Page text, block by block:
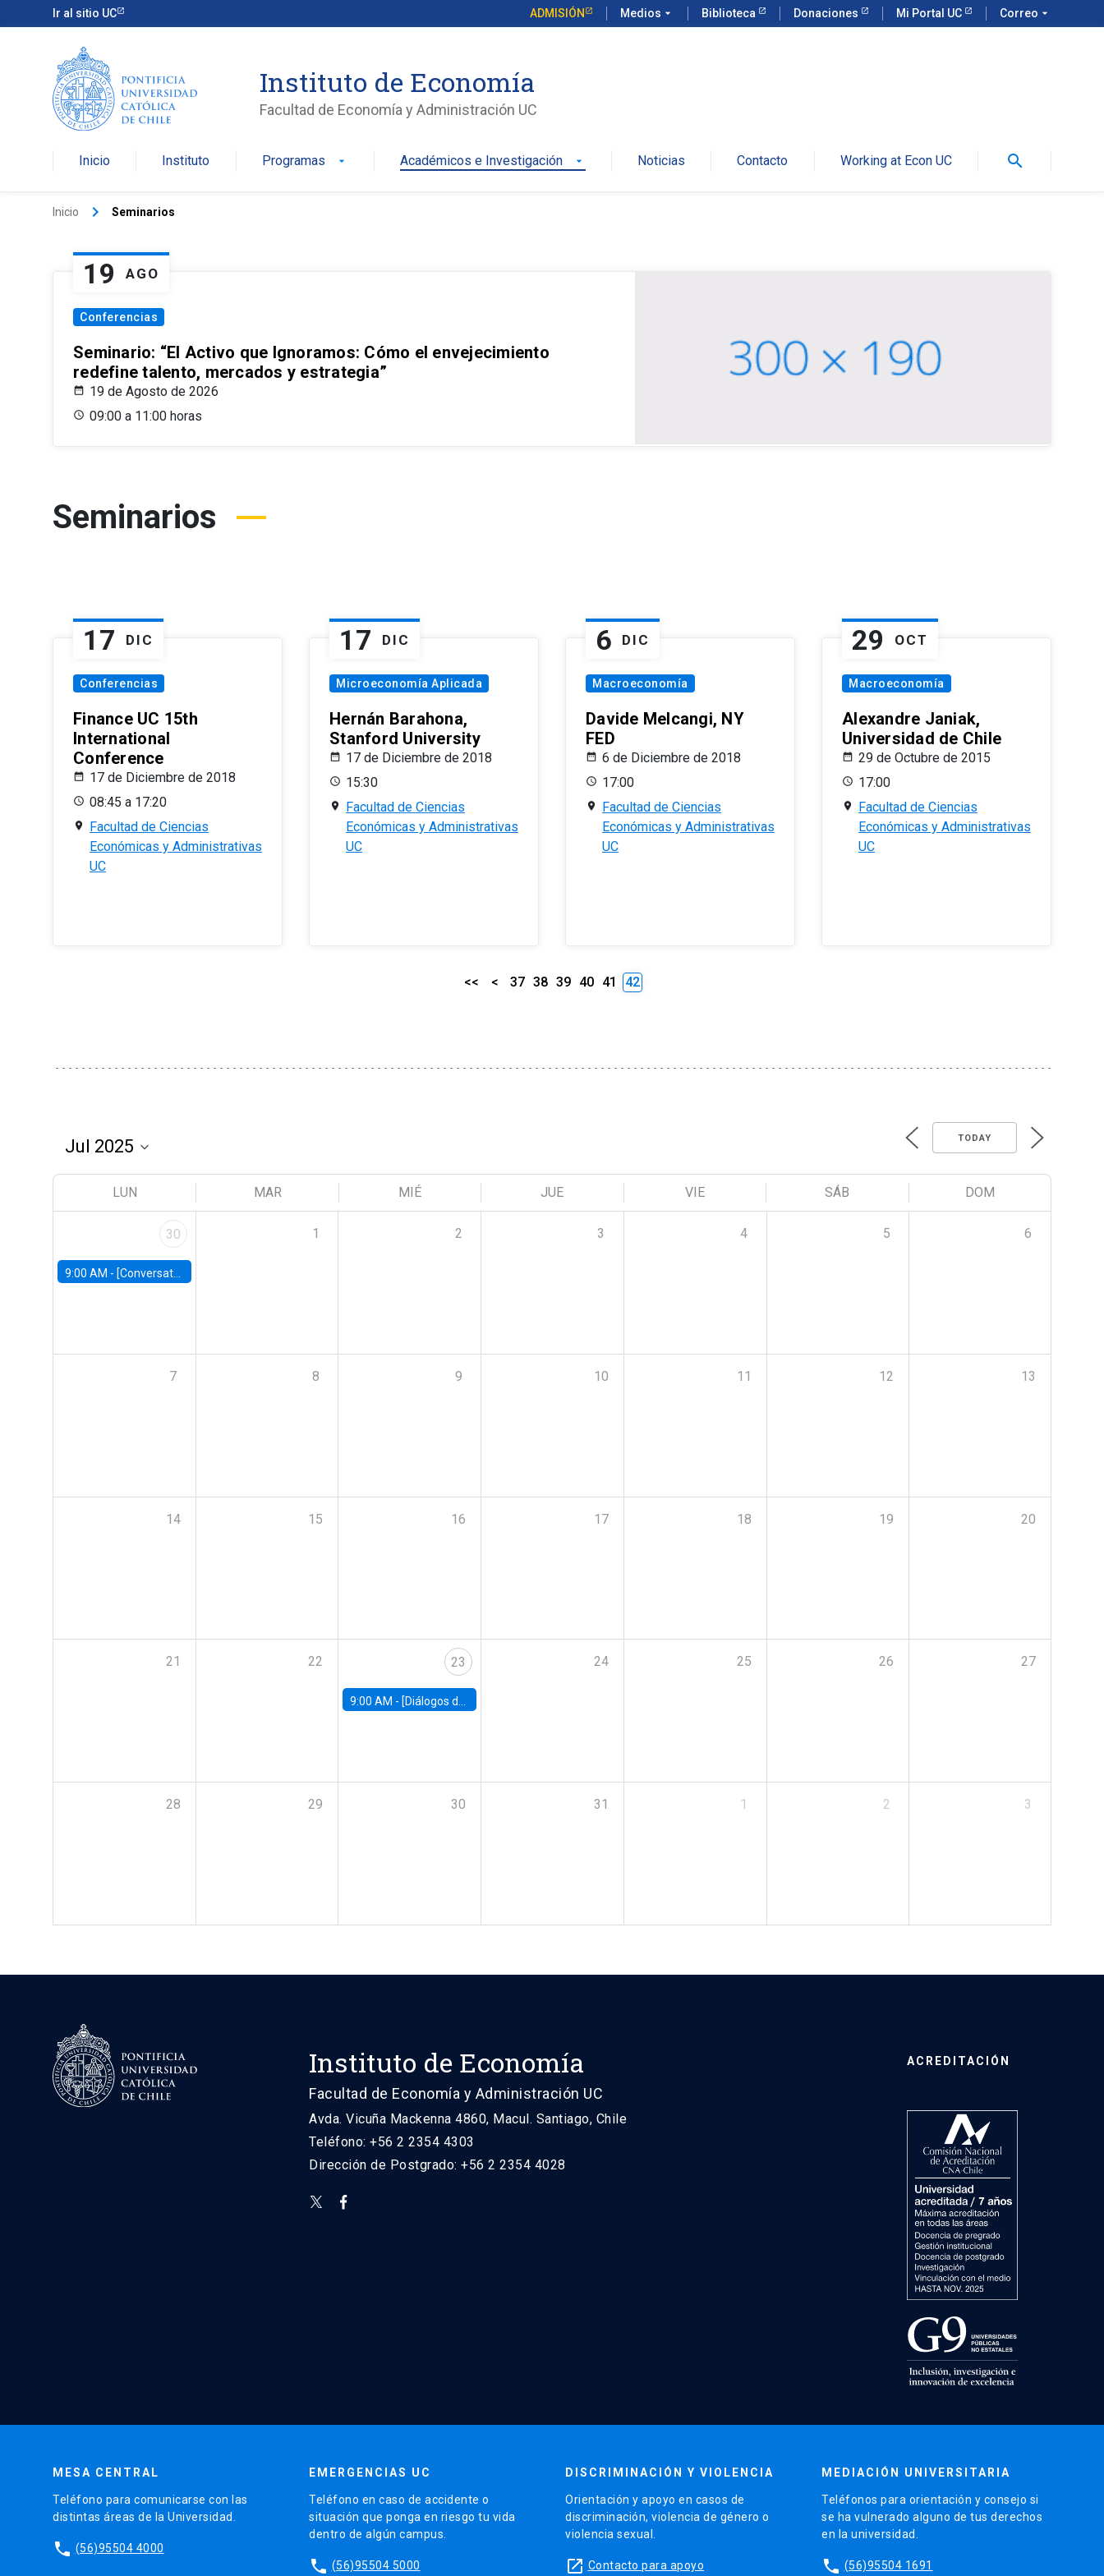
Ir al sitio UC ADMISIÓN Medios arrow_drop_down Biblioteca Donaciones Mi Portal UC Correo arrow_drop_down
Instituto de Economía
Facultad de Economía y Administración UC
Inicio Instituto Programas arrow_drop_down Académicos e Investigación arrow_drop_down Noticias Contacto Working at Econ UC search
Inicio keyboard_arrow_right Seminarios
19 AGO
Conferencias
Seminario: “El Activo que Ignoramos: Cómo el envejecimiento
redefine talento, mercados y estrategia”
19 de Agosto de 2026
09:00 a 11:00 horas
Seminarios
17 DIC
Conferencias
Finance UC 15th
International
Conference
17 de Diciembre de 2018
08:45 a 17:20
Facultad de Ciencias
Económicas y Administrativas
UC
17 DIC
Microeconomía Aplicada
Hernán Barahona,
Stanford University
17 de Diciembre de 2018
15:30
Facultad de Ciencias
Económicas y Administrativas
UC
6 DIC
Macroeconomía
Davide Melcangi, NY
FED
6 de Diciembre de 2018
17:00
Facultad de Ciencias
Económicas y Administrativas
UC
29 OCT
Macroeconomía
Alexandre Janiak,
Universidad de Chile
29 de Octubre de 2015
17:00
Facultad de Ciencias
Económicas y Administrativas
UC
<< < 37 38 39 40 41 42
TODAY
LUN MAR MIÉ JUE VIE SÁB DOM
30
9:00 AM - [Conversatorio] El futuro de Chile: Visiones para reactivar el crecimiento
1 2 3 4 5 6
7 8 9 10 11 12 13
14 15 16 17 18 19 20
21 22 23
9:00 AM - [Diálogos de Compromiso Público] Implementación de la reforma previsional: Desafíos y oportunidades
24 25 26 27
28 29 30 31 1 2 3
Instituto de Economía
Facultad de Economía y Administración UC
Avda. Vicuña Mackenna 4860, Macul. Santiago, Chile
Teléfono: +56 2 2354 4303
Dirección de Postgrado: +56 2 2354 4028
ACREDITACIÓN
MESA CENTRAL
Teléfono para comunicarse con las
distintas áreas de la Universidad.
phone (56)95504 4000
EMERGENCIAS UC
Teléfono en caso de accidente o
situación que ponga en riesgo tu vida
dentro de algún campus.
phone (56)95504 5000
DISCRIMINACIÓN Y VIOLENCIA
Orientación y apoyo en casos de
discriminación, violencia de género o
violencia sexual.
launch Contacto para apoyo
MEDIACIÓN UNIVERSITARIA
Teléfonos para orientación y consejo si
se ha vulnerado alguno de tus derechos
en la universidad.
phone (56)95504 1691